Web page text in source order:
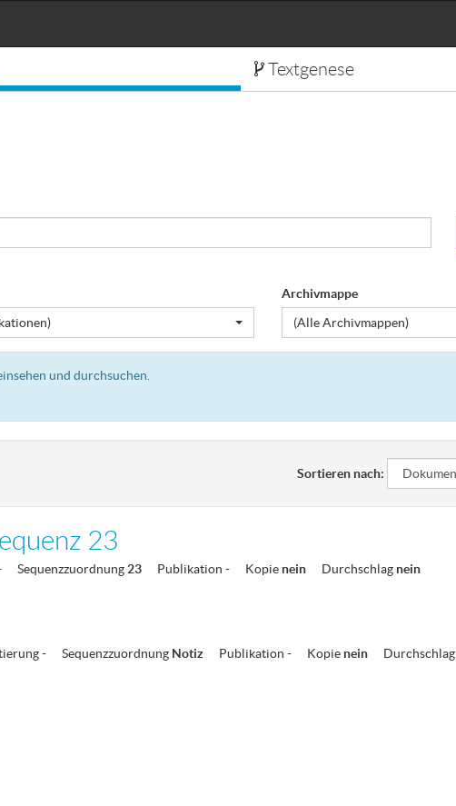
Textgenese
Archivmappe
(Alle Archivmappen)
und durchsuchen.
Sortieren nach:
23
Sequenzzuordnung 23 Publikation - Kopie nein Durchschlag nein
- Sequenzzuordnung Notiz Publikation - Kopie nein Durchschlag